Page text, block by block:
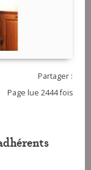
Partager :
Page lue 2444 fois